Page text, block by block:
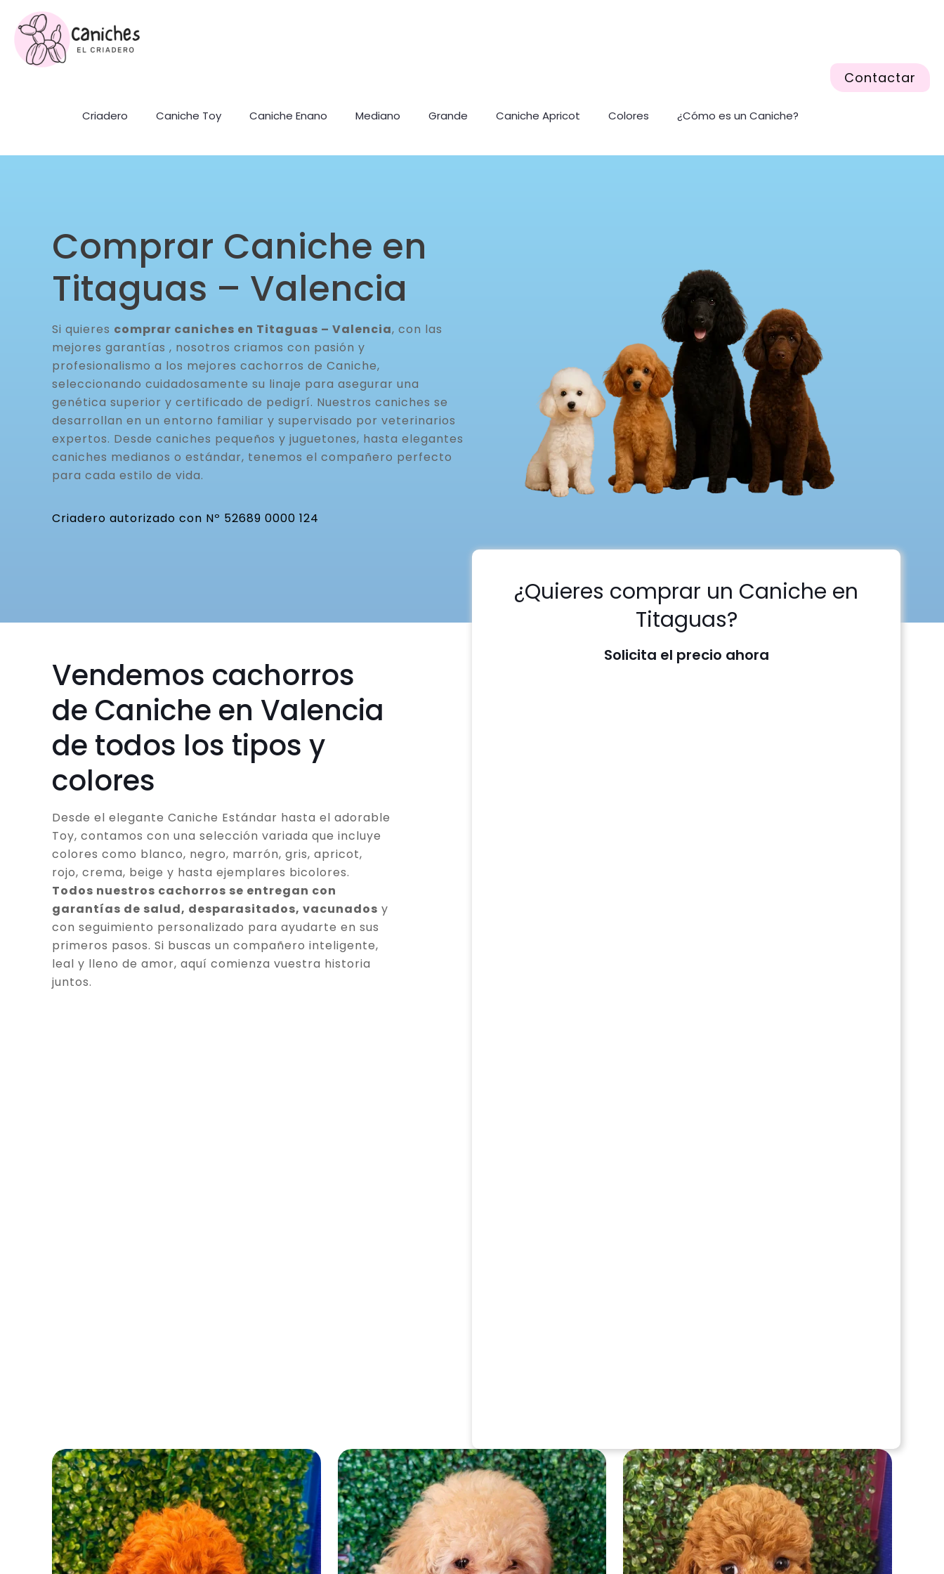
Criadero Caniche Toy Caniche Enano Mediano Grande Caniche Apricot Colores ¿Cómo es un Caniche?
Contactar
Comprar Caniche en
Titaguas – Valencia
Si quieres comprar caniches en Titaguas – Valencia, con las
mejores garantías , nosotros criamos con pasión y
profesionalismo a los mejores cachorros de Caniche,
seleccionando cuidadosamente su linaje para asegurar una
genética superior y certificado de pedigrí. Nuestros caniches se
desarrollan en un entorno familiar y supervisado por veterinarios
expertos. Desde caniches pequeños y juguetones, hasta elegantes
caniches medianos o estándar, tenemos el compañero perfecto
para cada estilo de vida.
Criadero autorizado con Nº 52689 0000 124
Vendemos cachorros
de Caniche en Valencia
de todos los tipos y
colores
Desde el elegante Caniche Estándar hasta el adorable
Toy, contamos con una selección variada que incluye
colores como blanco, negro, marrón, gris, apricot,
rojo, crema, beige y hasta ejemplares bicolores.
Todos nuestros cachorros se entregan con
garantías de salud, desparasitados, vacunados y
con seguimiento personalizado para ayudarte en sus
primeros pasos. Si buscas un compañero inteligente,
leal y lleno de amor, aquí comienza vuestra historia
juntos.
¿Quieres comprar un Caniche en
Titaguas?
Solicita el precio ahora